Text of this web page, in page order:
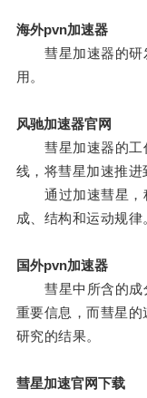
海外pvn加速器
彗星加速器的研
用。
风驰加速器官网
彗星加速器的工
线，将彗星加速推进
通过加速彗星，
成、结构和运动规律
国外pvn加速器
彗星中所含的成
重要信息，而彗星
研究的结果。
彗星加速官网下载